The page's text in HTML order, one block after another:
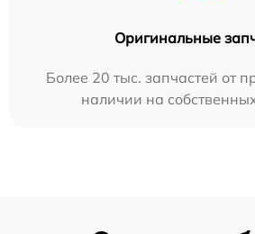
Оригинальные
Более 20 тыс. запчастей от
наличии на